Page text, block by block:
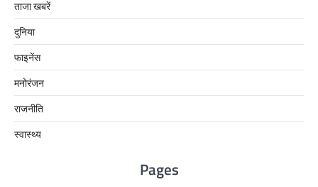
ताजा खबरें
दुनिया
फाइनेंस
मनोरंजन
राजनीति
स्वास्थ्य
Pages